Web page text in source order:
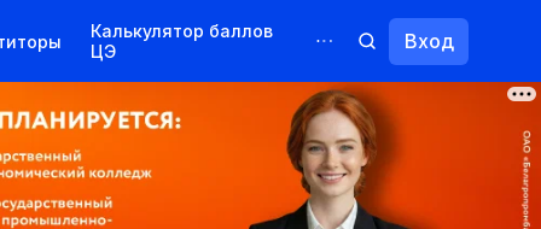
Калькулятор баллов
ЦЭ
Курсы
Переподготовка
Вход